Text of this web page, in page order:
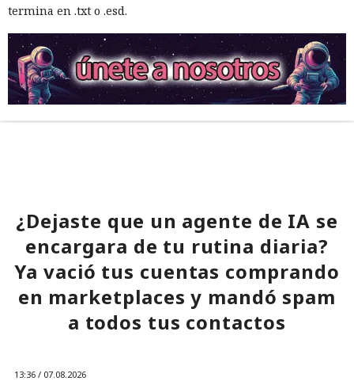
termina en .txt o .esd.
¿Dejaste que un agente de IA se
encargara de tu rutina diaria?
Ya vació tus cuentas comprando
en marketplaces y mandó spam
a todos tus contactos
13:36 / 07.08.2026